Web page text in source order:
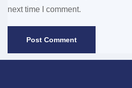
next time I comment.